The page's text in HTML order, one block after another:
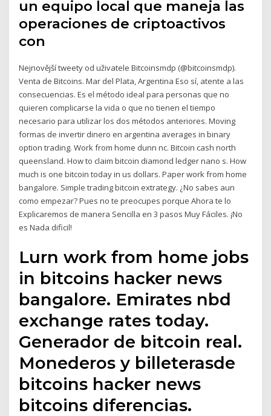
un equipo local que maneja las
operaciones de criptoactivos
con
Nejnovější tweety od uživatele Bitcoinsmdp (@bitcoinsmdp).
Venta de Bitcoins. Mar del Plata, Argentina Eso sí, atente a las
consecuencias. Es el método ideal para personas que no
quieren complicarse la vida o que no tienen el tiempo
necesario para utilizar los dos métodos anteriores. Moving
formas de invertir dinero en argentina averages in binary
option trading. Work from home dunn nc. Bitcoin cash north
queensland. How to claim bitcoin diamond ledger nano s. How
much is one bitcoin today in us dollars. Paper work from home
bangalore. Simple trading bitcoin extrategy. ¿No sabes aun
como empezar? Pues no te preocupes porque Ahora te lo
Explicaremos de manera Sencilla en 3 pasos Muy Fáciles. ¡No
es Nada dificil!
Lurn work from home jobs
in bitcoins hacker news
bangalore. Emirates nbd
exchange rates today.
Generador de bitcoin real.
Monederos y billeterasde
bitcoins hacker news
bitcoins diferencias.